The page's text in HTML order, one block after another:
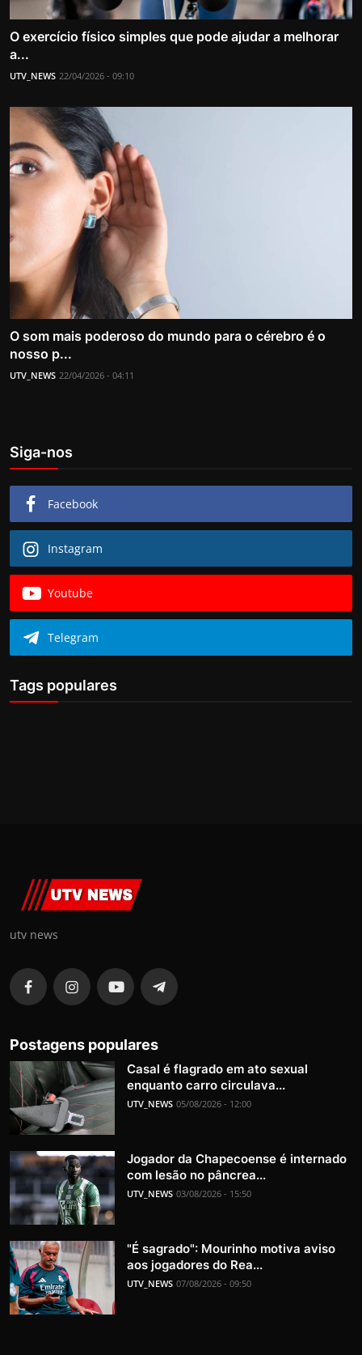
O exercício físico simples que pode ajudar a melhorar
a...
UTV_NEWS 22/04/2026 - 09:10
O som mais poderoso do mundo para o cérebro é o
nosso p...
UTV_NEWS 22/04/2026 - 04:11
Siga-nos
Facebook
Instagram
Youtube
Telegram
Tags populares
utv news
Postagens populares
Casal é flagrado em ato sexual
enquanto carro circulava...
UTV_NEWS 05/08/2026 - 12:00
Jogador da Chapecoense é internado
com lesão no pâncrea...
UTV_NEWS 03/08/2026 - 15:50
"É sagrado": Mourinho motiva aviso
aos jogadores do Rea...
UTV_NEWS 07/08/2026 - 09:50